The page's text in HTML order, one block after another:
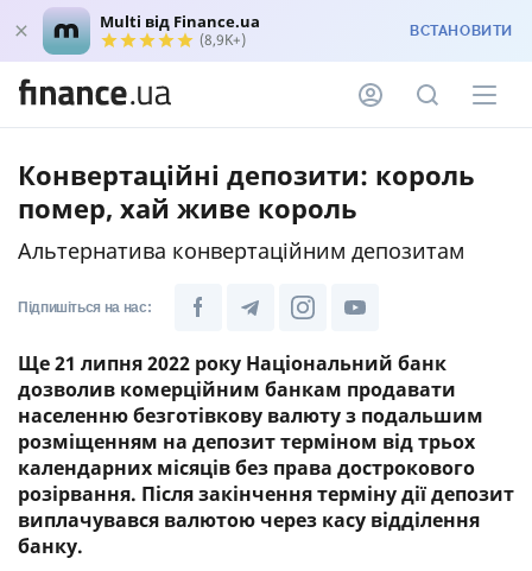
Multi від Finance.ua
(8,9K+) ВСТАНОВИТИ
Конвертаційні депозити: король
помер, хай живе король
Альтернатива конвертаційним депозитам
Підпишіться на нас:
Ще 21 липня 2022 року Національний банк
дозволив комерційним банкам продавати
населенню безготівкову валюту з подальшим
розміщенням на депозит терміном від трьох
календарних місяців без права дострокового
розірвання. Після закінчення терміну дії депозит
виплачувався валютою через касу відділення
банку.